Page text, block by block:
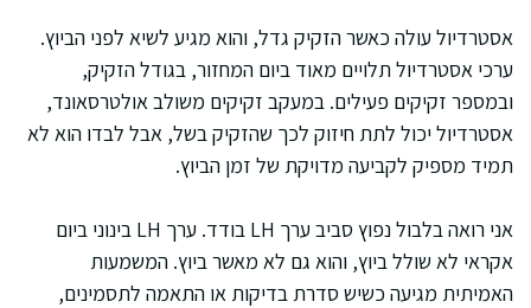
אסטרדיול עולה כאשר הזקיק גדל, והוא מגיע לשיא לפני הביוץ.
ערכי אסטרדיול תלויים מאוד ביום המחזור, בגודל הזקיק,
ובמספר זקיקים פעילים. במעקב זקיקים משולב אולטרסאונד,
אסטרדיול יכול לתת חיזוק לכך שהזקיק בשל, אבל לבדו הוא לא
תמיד מספיק לקביעה מדויקת של זמן הביוץ.
אני רואה בלבול נפוץ סביב ערך LH בודד. ערך LH בינוני ביום
אקראי לא שולל ביוץ, והוא גם לא מאשר ביוץ. המשמעות
האמיתית מגיעה כשיש סדרת בדיקות או התאמה לתסמינים,